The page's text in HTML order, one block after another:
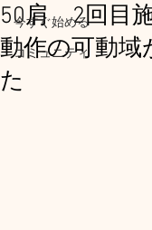
今すぐ始める
コミュニティ
50肩 2回目
動作の可動域
た